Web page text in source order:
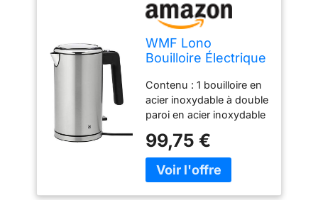
WMF Lono
Bouilloire Électrique
Double Paroi
Manipulation sans
Brûlure Grâce à son
Isolation Thermique
WMF Safety Touch
Inox Cromargan
Design 2400 W
0413210011
Contenu : 1 bouilloire en
acier inoxydable à double
paroi en acier inoxydable
23,4 x 14,2 cm, volume
min. 0,5 à 1,3 litre, 2400
W, longueur de câble 1
99,75 €